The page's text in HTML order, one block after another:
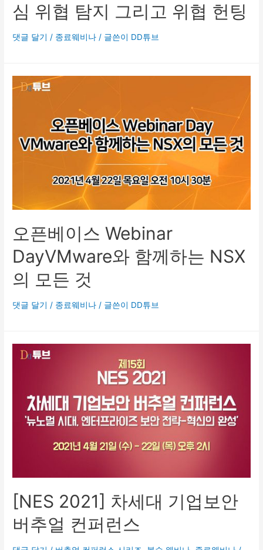
심 위협 탐지 그리고 위협 헌팅
댓글 달기 / 종료웨비나 / 글쓴이 DD튜브
오픈베이스 Webinar
DayVMware와 함께하는 NSX
의 모든 것
댓글 달기 / 종료웨비나 / 글쓴이 DD튜브
[NES 2021] 차세대 기업보안
버추얼 컨퍼런스